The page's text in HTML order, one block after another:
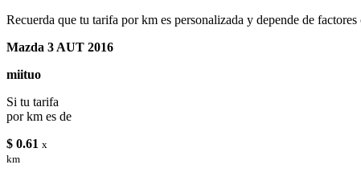
Recuerda que tu tarifa por km es personalizada y depende de
Mazda 3 AUT 2016
miituo
Si tu tarifa
por km es de
$ 0.61 x
km